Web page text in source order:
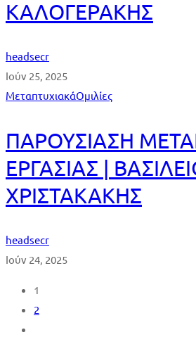
ΚΑΛΟΓΕΡΑΚΗΣ
headsecr
Ιούν 25, 2025
ΜεταπτυχιακάΟμιλίες
ΠΑΡΟΥΣΙΑΣΗ
ΕΡΓΑΣΙΑΣ |
ΧΡΙΣΤΑΚΑΚHΣ
headsecr
Ιούν 24, 2025
1
2